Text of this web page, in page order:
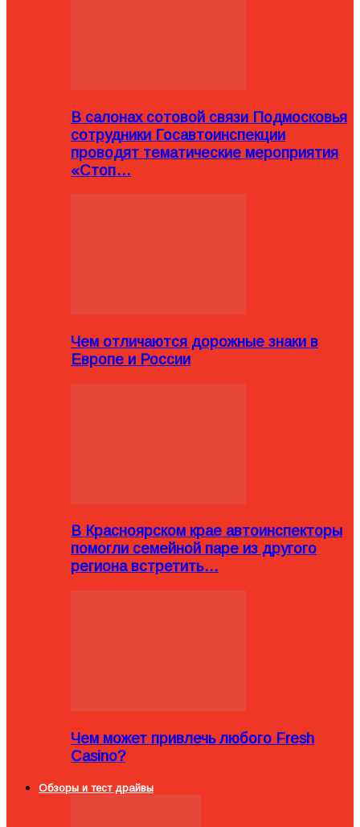
В салонах сотовой связи Подмосковья
сотрудники Госавтоинспекции
проводят тематические мероприятия
«Стоп…
Чем отличаются дорожные знаки в
Европе и России
В Красноярском крае автоинспекторы
помогли семейной паре из другого
региона встретить…
Чем может привлечь любого Fresh
Casino?
Обзоры и тест драйвы